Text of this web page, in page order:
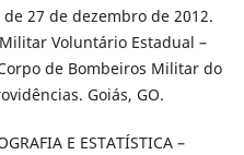
27 de dezembro de 2012.
Voluntário Estadual –
de Bombeiros Militar do
Goiás, GO.
E ESTATÍSTICA –